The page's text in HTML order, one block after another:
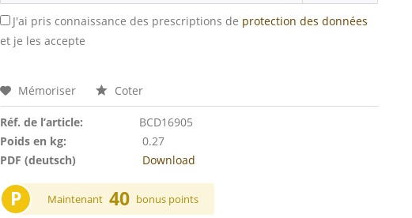
J'ai pris connaissance des prescriptions de protection des données
et je les accepte
Mémoriser Coter
Réf. de l’article:
BCD16905
Poids en kg:
0.27
PDF (deutsch)
Download
P Maintenant 40 bonus points